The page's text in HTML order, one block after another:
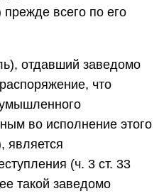
всего по его
отдавший заведомо
что
во исполнение этого
является
(ч. 3 ст. 33
такой заведомо